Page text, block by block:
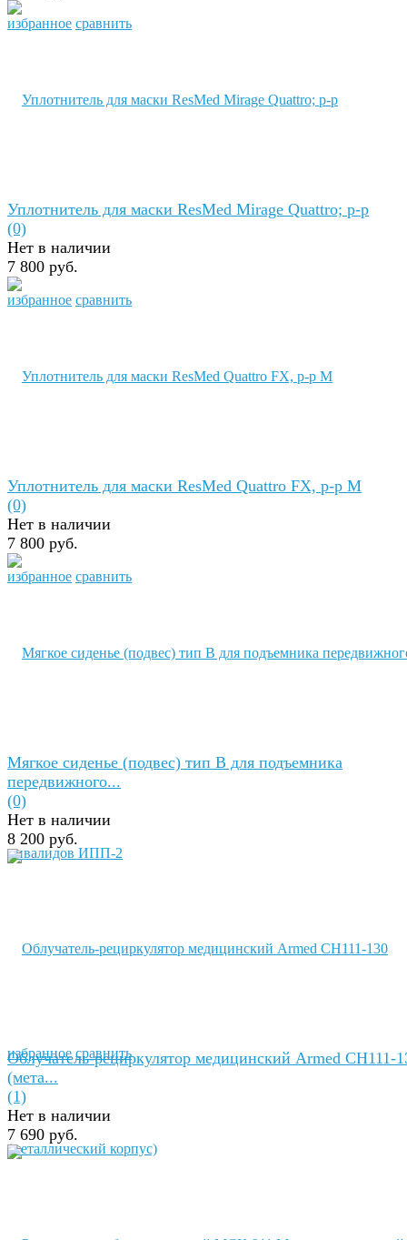
избранное сравнить
избранное сравнить
Уплотнитель для маски ResMed Mirage Quattro; р-р
(0)
Нет в наличии
7 800 руб.
избранное сравнить
Уплотнитель для маски ResMed Quattro FX, р-р М
(0)
Нет в наличии
7 800 руб.
избранное сравнить
Мягкое сиденье (подвес) тип B для подъемника
передвижного...
(0)
Нет в наличии
8 200 руб.
Облучатель-рециркулятор медицинский Armed СH111-
(мета...
(1)
Нет в наличии
7 690 руб.